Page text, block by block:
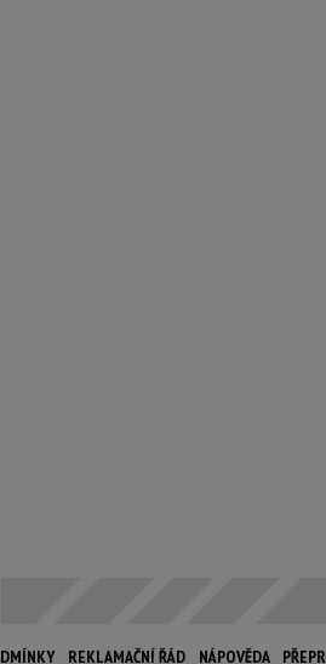
REKLAMAČNÍ ŘÁD NÁPOVĚDA